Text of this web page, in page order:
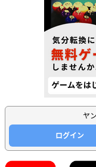
ヤ
ログイン